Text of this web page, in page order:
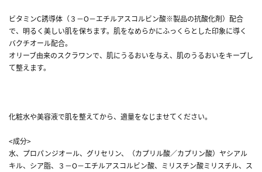
ビタミンC誘導体（３－O－エチルアスコルビン酸※製品の抗酸化剤）配合
で、明るく美しい肌を保ちます。肌をなめらかにふっくらとした印象に導く
バクチオール配合。
オリーブ由来のスクラワンで、肌にうるおいを与え、肌のうるおいをキープし
て整えます。
化粧水や美容液で肌を整えてから、適量をなじませてください。
<成分>
水、プロパンジオール、グリセリン、（カプリル酸／カプリン酸）ヤシアル
キル、シア脂、３－O－エチルアスコルビン酸、ミリスチン酸ミリスチル、ス